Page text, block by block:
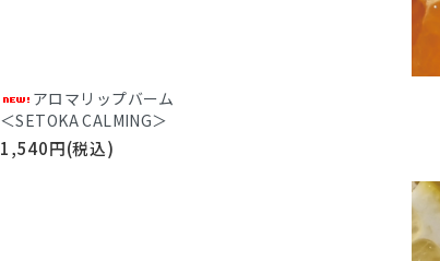
アロマリップバーム
＜SETOKA CALMING＞
1,540円(税込)